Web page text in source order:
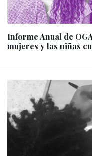
Informe Anual de
mujeres y las niñas